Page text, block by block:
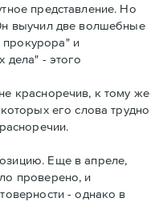
представление. Но
выучил две волшебные
и
дела" - этого
красноречив, к тому же
его слова трудно
Еще в апреле,
проверено, и
- однако в